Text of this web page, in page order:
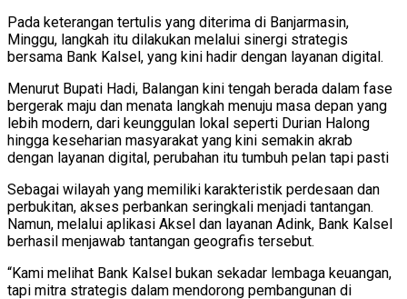
Pada keterangan tertulis yang diterima di Banjarmasin,
Minggu, langkah itu dilakukan melalui sinergi strategis
bersama Bank Kalsel, yang kini hadir dengan layanan digital.
Menurut Bupati Hadi, Balangan kini tengah berada dalam fase
bergerak maju dan menata langkah menuju masa depan yang
lebih modern, dari keunggulan lokal seperti Durian Halong
hingga keseharian masyarakat yang kini semakin akrab
dengan layanan digital, perubahan itu tumbuh pelan tapi pasti
Sebagai wilayah yang memiliki karakteristik perdesaan dan
perbukitan, akses perbankan seringkali menjadi tantangan.
Namun, melalui aplikasi Aksel dan layanan Adink, Bank Kalsel
berhasil menjawab tantangan geografis tersebut.
“Kami melihat Bank Kalsel bukan sekadar lembaga keuangan,
tapi mitra strategis dalam mendorong pembangunan di